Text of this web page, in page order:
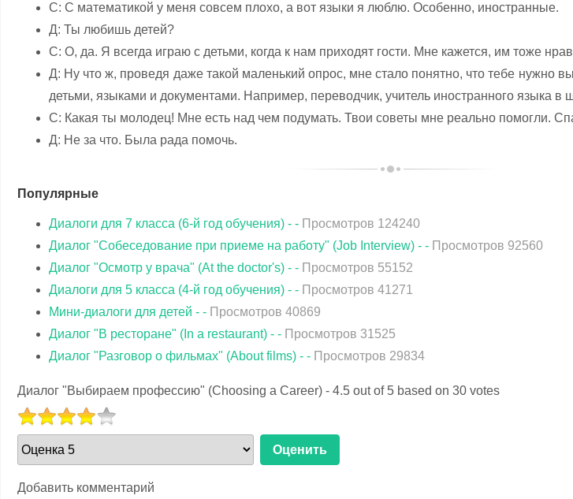
С: С математикой у меня совсем плохо, а вот языки я люблю. Особенно, иностранные.
Д: Ты любишь детей?
С: О, да. Я всегда играю с детьми, когда к нам приходят гости. Мне кажется, им тоже
Д: Ну что ж, проведя даже такой маленький опрос, мне стало понятно, что тебе нужно
детьми, языками и документами. Например, переводчик, учитель иностранного языка в
С: Какая ты молодец! Мне есть над чем подумать. Твои советы мне реально помогли.
Д: Не за что. Была рада помочь.
Популярные
Диалоги для 7 класса (6-й год обучения) - - Просмотров 124240
Диалог "Собеседование при приеме на работу" (Job Interview) - - Просмотров 92560
Диалог "Осмотр у врача" (At the doctor's) - - Просмотров 55152
Диалоги для 5 класса (4-й год обучения) - - Просмотров 41271
Мини-диалоги для детей - - Просмотров 40869
Диалог "В ресторане" (In a restaurant) - - Просмотров 31525
Диалог "Разговор о фильмах" (About films) - - Просмотров 29834
Диалог "Выбираем профессию" (Choosing a Career) - 4.5 out of 5 based on 30 votes
РЕЙТИНГ:
Добавить комментарий